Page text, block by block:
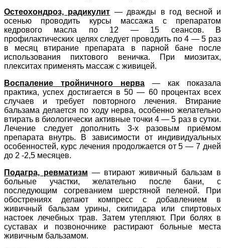
Остеохондроз, радикулит — дважды в год весной и
осенью проводить курсы массажа с препаратом
кедрового масла по 12 — 15 сеансов. В
профилактических целях следует проводить по 4 — 5 раз
в месяц втирание препарата в парной бане после
использования пихтового веничка. При миозитах,
плекситах применять массаж с живицей.
Воспаление тройничного нерва
— как показала
практика, успех достигается в 50 — 60 процентах всех
случаев и требует повторного лечения. Втирание
бальзама делается по ходу нерва, особенно желательно
втирать в биологически активные точки 4 — 5 раз в сутки.
Лечение следует дополнить 3-х разовым приёмом
препарата внутрь. В зависимости от индивидуальных
особенностей, курс лечения продолжается от 5 — 7 дней
до 2 -2,5 месяцев.
Подагра, ревматизм — втирают живичный бальзам в
больные участки, желательно после бани, с
последующим согреванием шерстяной пеленой. При
обострениях делают компресс с добавлением в
живичный бальзам урины, скипидара или спиртовых
настоек лечебных трав. Затем утепляют. При болях в
суставах и позвоночнике растирают больные места
живичным бальзамом.